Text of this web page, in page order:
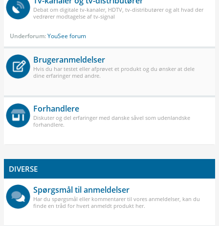
Debat om digitale tv-kanaler, HDTV, tv-distributører og alt hvad der
vedrører modtagelse af tv-signal
Underforum:YouSee forum
Brugeranmeldelser
Hvis du har testet eller afprøvet et produkt og du ønsker at dele
dine erfaringer med andre.
Forhandlere
Diskuter og del erfaringer med danske såvel som udenlandske
forhandlere.
DIVERSE
Spørgsmål til anmeldelser
Har du spørgsmål eller kommentarer til vores anmeldelser, kan du
finde en tråd for hvert anmeldt produkt her.